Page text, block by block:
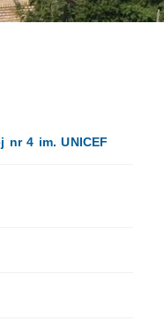
nr 4 im. UNICEF